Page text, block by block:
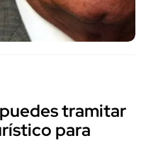
tramitar
para